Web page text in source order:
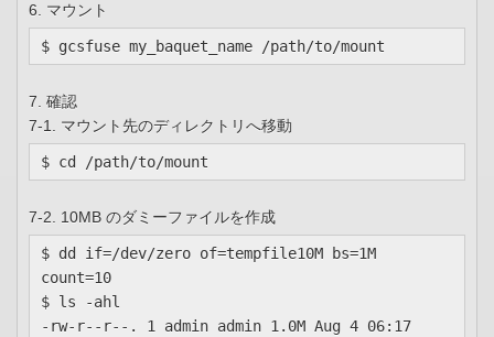
6. マウント
$ gcsfuse my_baquet_name /path/to/mount
7. 確認
7-1. マウント先のディレクトリへ移動
$ cd /path/to/mount
7-2. 10MB のダミーファイルを作成
$ dd if=/dev/zero of=tempfile10M bs=1M
count=10
$ ls -ahl
-rw-r--r--. 1 admin admin 1.0M Aug 4 06:17